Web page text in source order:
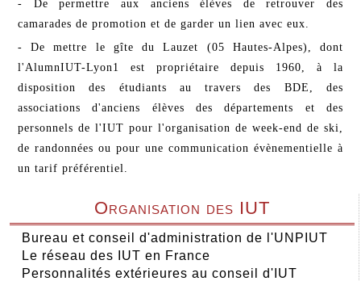
Organisation des IUT
Bureau et conseil d'administration de l'UNPIUT
Le réseau des IUT en France
Personnalités extérieures au conseil d'IUT
- De permettre aux anciens élèves de retrouver des
camarades de promotion et de garder un lien avec eux.
- De mettre le gîte du Lauzet (05 Hautes-Alpes), dont
l'AlumnIUT-Lyon1 est propriétaire depuis 1960, à la
disposition des étudiants au travers des BDE, des
associations d'anciens élèves des départements et des
personnels de l'IUT pour l'organisation de week-end de ski,
de randonnées ou pour une communication évènementielle à
un tarif préférentiel.